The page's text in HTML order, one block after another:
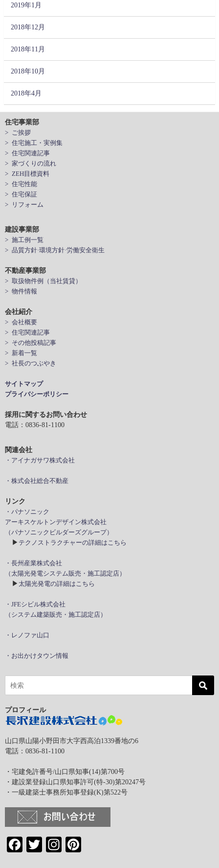
2019年1月
2018年12月
2018年11月
2018年10月
2018年4月
住宅事業部
> ご挨拶
> 住宅施工・実例集
> 住宅関連記事
> 家づくりの流れ
> ZEH目標資料
> 住宅性能
> 住宅保証
> リフォーム
建設事業部
> 施工例一覧
> 品質方針·環境方針·労働安全衛生
不動産事業部
> 取扱物件例（当社賃貸）
> 物件情報
会社紹介
> 会社概要
> 住宅関連記事
> その他投稿記事
> 新着一覧
> 社長のつぶやき
サイトマップ
プライバシーポリシー
採用に関するお問い合わせ
電話：0836-81-1100
関連会社
・アイナガサワ株式会社
・株式会社総合不動産
リンク
・パナソニック
アーキスケルトンデザイン株式会社
（パナソニックビルダーズグループ）
▶ テクノストラクチャーの詳細はこちら
・長州産業株式会社
（太陽光発電システム販売・施工認定店）
▶ 太陽光発電の詳細はこちら
・JFEシビル株式会社
（システム建築販売・施工認定店）
・レノファ山口
・お出かけタウン情報
プロフィール
山口県山陽小野田市大字西高泊1339番地の6
電話：0836-81-1100
・宅建免許番号/山口県知事(14)第700号
・建設業登録山口県知事許可(特-30)第20247号
・一級建築士事務所知事登録(K)第522号
FacebookTwitter Instagram